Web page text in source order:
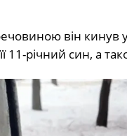
він кинув
11-річний син, а